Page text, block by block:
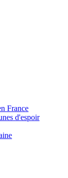
France
d'espoir